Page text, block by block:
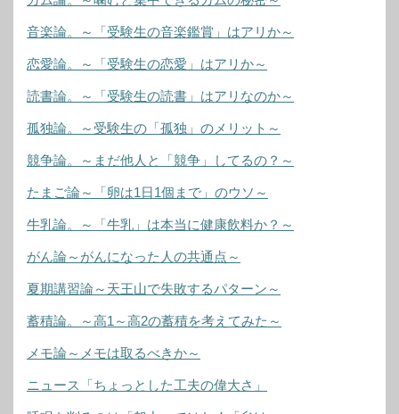
音楽論。～「受験生の音楽鑑賞」はアリか～
恋愛論。～「受験生の恋愛」はアリか～
読書論。～「受験生の読書」はアリなのか～
孤独論。～受験生の「孤独」のメリット～
競争論。～まだ他人と「競争」してるの？～
たまご論～「卵は1日1個まで」のウソ～
牛乳論。～「牛乳」は本当に健康飲料か？～
がん論～がんになった人の共通点～
夏期講習論～天王山で失敗するパターン～
蓄積論。～高1～高2の蓄積を考えてみた～
メモ論～メモは取るべきか～
ニュース「ちょっとした工夫の偉大さ」